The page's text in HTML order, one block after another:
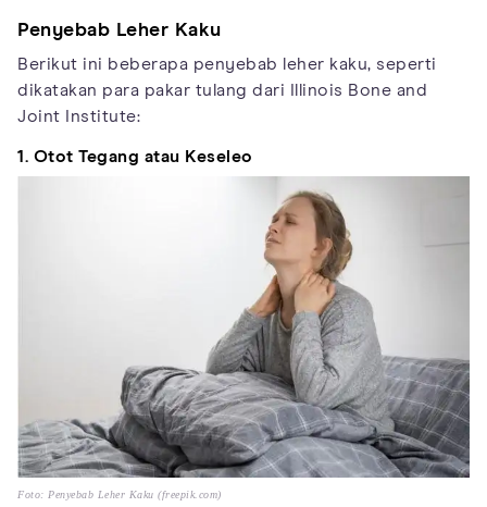
Penyebab Leher Kaku
Berikut ini beberapa penyebab leher kaku, seperti
dikatakan para pakar tulang dari Illinois Bone and
Joint Institute:
1. Otot Tegang atau Keseleo
Foto: Penyebab Leher Kaku (freepik.com)